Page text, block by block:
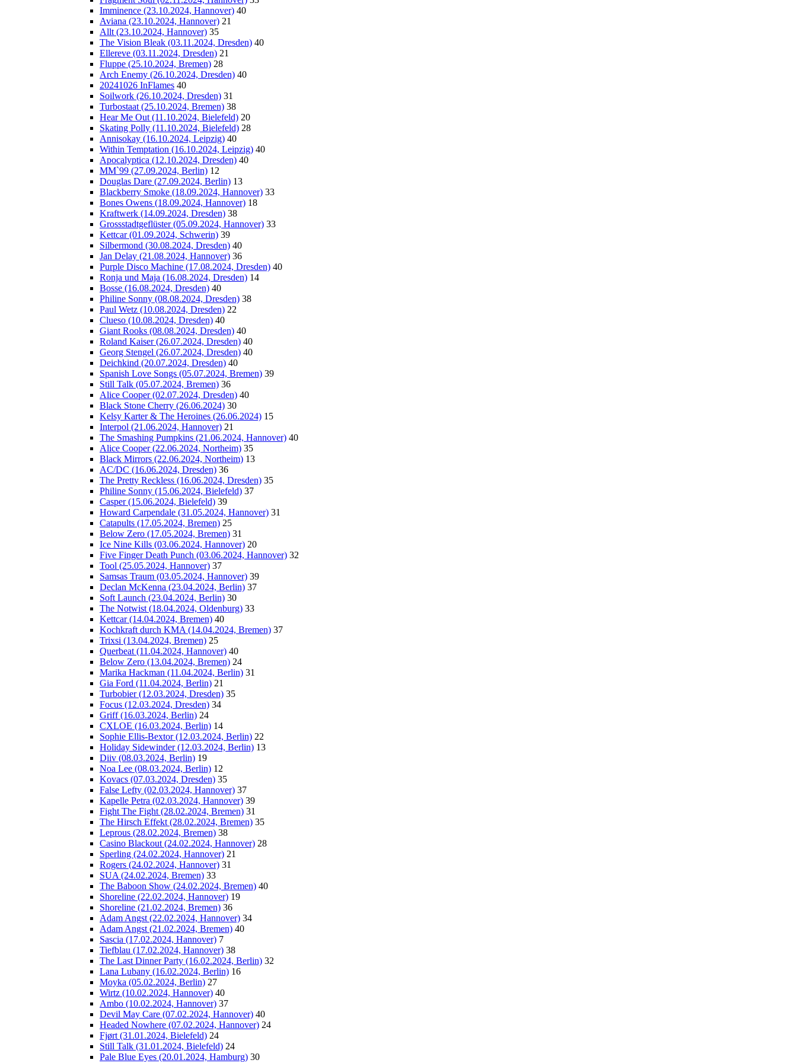
Imminence (23.10.2024, Hannover) 40
Aviana (23.10.2024, Hannover) 21
Allt (23.10.2024, Hannover) 35
The Vision Bleak (03.11.2024, Dresden) 40
Ellereve (03.11.2024, Dresden) 21
Fluppe (25.10.2024, Bremen) 28
Arch Enemy (26.10.2024, Dresden) 40
20241026 InFlames 40
Soilwork (26.10.2024, Dresden) 31
Turbostaat (25.10.2024, Bremen) 38
Hear Me Out (11.10.2024, Bielefeld) 20
Skating Polly (11.10.2024, Bielefeld) 28
Annisokay (16.10.2024, Leipzig) 40
Within Temptation (16.10.2024, Leipzig) 40
Apocalyptica (12.10.2024, Dresden) 40
MM`99 (27.09.2024, Berlin) 12
Douglas Dare (27.09.2024, Berlin) 13
Blackberry Smoke (18.09.2024, Hannover) 33
Bones Owens (18.09.2024, Hannover) 18
Kraftwerk (14.09.2024, Dresden) 38
Grossstadtgeflüster (05.09.2024, Hannover) 33
Kettcar (01.09.2024, Schwerin) 39
Silbermond (30.08.2024, Dresden) 40
Jan Delay (21.08.2024, Hannover) 36
Purple Disco Machine (17.08.2024, Dresden) 40
Ronja und Maja (16.08.2024, Dresden) 14
Bosse (16.08.2024, Dresden) 40
Philine Sonny (08.08.2024, Dresden) 38
Paul Wetz (10.08.2024, Dresden) 22
Clueso (10.08.2024, Dresden) 40
Giant Rooks (08.08.2024, Dresden) 40
Roland Kaiser (26.07.2024, Dresden) 40
Georg Stengel (26.07.2024, Dresden) 40
Deichkind (20.07.2024, Dresden) 40
Spanish Love Songs (05.07.2024, Bremen) 39
Still Talk (05.07.2024, Bremen) 36
Alice Cooper (02.07.2024, Dresden) 40
Black Stone Cherry (26.06.2024) 30
Kelsy Karter & The Heroines (26.06.2024) 15
Interpol (21.06.2024, Hannover) 21
The Smashing Pumpkins (21.06.2024, Hannover) 40
Alice Cooper (22.06.2024, Northeim) 35
Black Mirrors (22.06.2024, Northeim) 13
AC/DC (16.06.2024, Dresden) 36
The Pretty Reckless (16.06.2024, Dresden) 35
Philine Sonny (15.06.2024, Bielefeld) 37
Casper (15.06.2024, Bielefeld) 39
Howard Carpendale (31.05.2024, Hannover) 31
Catapults (17.05.2024, Bremen) 25
Below Zero (17.05.2024, Bremen) 31
Ice Nine Kills (03.06.2024, Hannover) 20
Five Finger Death Punch (03.06.2024, Hannover) 32
Tool (25.05.2024, Hannover) 37
Samsas Traum (03.05.2024, Hannover) 39
Declan McKenna (23.04.2024, Berlin) 37
Soft Launch (23.04.2024, Berlin) 30
The Notwist (18.04.2024, Oldenburg) 33
Kettcar (14.04.2024, Bremen) 40
Kochkraft durch KMA (14.04.2024, Bremen) 37
Trixsi (13.04.2024, Bremen) 25
Querbeat (11.04.2024, Hannover) 40
Below Zero (13.04.2024, Bremen) 24
Marika Hackman (11.04.2024, Berlin) 31
Gia Ford (11.04.2024, Berlin) 21
Turbobier (12.03.2024, Dresden) 35
Focus (12.03.2024, Dresden) 34
Griff (16.03.2024, Berlin) 24
CXLOE (16.03.2024, Berlin) 14
Sophie Ellis-Bextor (12.03.2024, Berlin) 22
Holiday Sidewinder (12.03.2024, Berlin) 13
Diiv (08.03.2024, Berlin) 19
Noa Lee (08.03.2024, Berlin) 12
Kovacs (07.03.2024, Dresden) 35
False Lefty (02.03.2024, Hannover) 37
Kapelle Petra (02.03.2024, Hannover) 39
Fight The Fight (28.02.2024, Bremen) 31
The Hirsch Effekt (28.02.2024, Bremen) 35
Leprous (28.02.2024, Bremen) 38
Casino Blackout (24.02.2024, Hannover) 28
Sperling (24.02.2024, Hannover) 21
Rogers (24.02.2024, Hannover) 31
SUA (24.02.2024, Bremen) 33
The Baboon Show (24.02.2024, Bremen) 40
Shoreline (22.02.2024, Hannover) 19
Shoreline (21.02.2024, Bremen) 36
Adam Angst (22.02.2024, Hannover) 34
Adam Angst (21.02.2024, Bremen) 40
Sascia (17.02.2024, Hannover) 7
Tiefblau (17.02.2024, Hannover) 38
The Last Dinner Party (16.02.2024, Berlin) 32
Lana Lubany (16.02.2024, Berlin) 16
Moyka (05.02.2024, Berlin) 27
Wirtz (10.02.2024, Hannover) 40
Ambo (10.02.2024, Hannover) 37
Devil May Care (07.02.2024, Hannover) 40
Headed Nowhere (07.02.2024, Hannover) 24
Fjørt (31.01.2024, Bielefeld) 24
Still Talk (31.01.2024, Bielefeld) 24
Pale Blue Eyes (20.01.2024, Hamburg) 30